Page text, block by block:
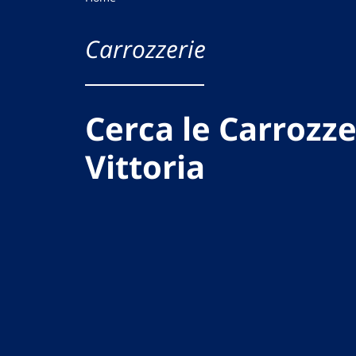
Carrozzerie
Cerca le
Vittoria